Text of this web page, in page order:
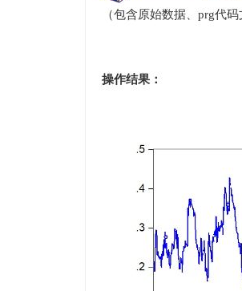
（包含原始数据、prg代
操作结果：